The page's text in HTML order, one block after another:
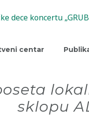
centar
sklopu